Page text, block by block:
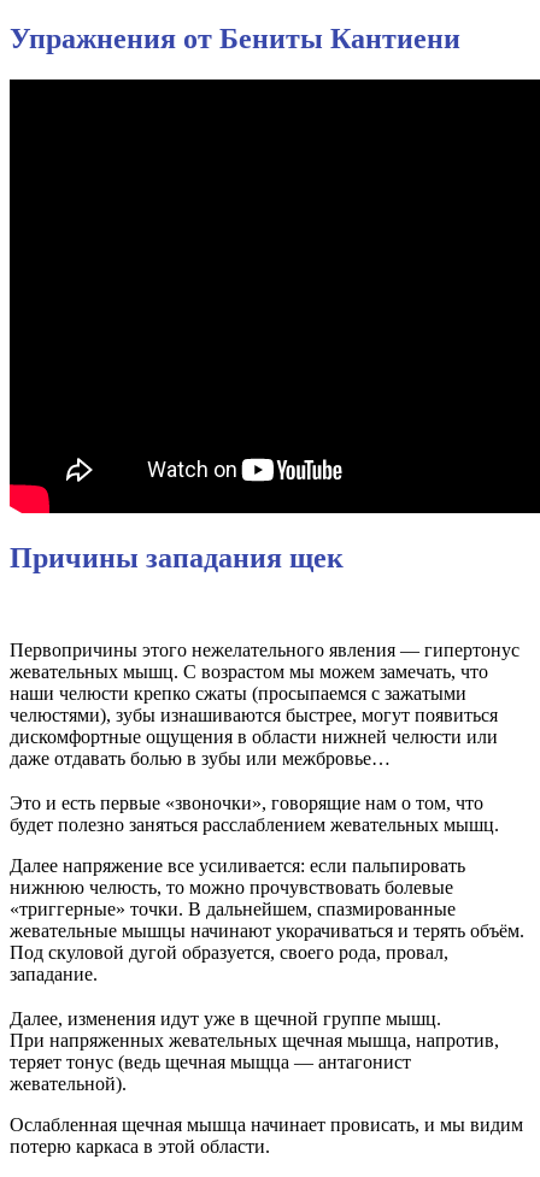
Упражнения от Бениты Кантиени
Причины западания щек
Первопричины этого нежелательного явления — гипертонус
жевательных мышц. С возрастом мы можем замечать, что
наши челюсти крепко сжаты (просыпаемся с зажатыми
челюстями), зубы изнашиваются быстрее, могут появиться
дискомфортные ощущения в области нижней челюсти или
даже отдавать болью в зубы или межбровье…
Это и есть первые «звоночки», говорящие нам о том, что
будет полезно заняться расслаблением жевательных мышц.
Далее напряжение все усиливается: если пальпировать
нижнюю челюсть, то можно прочувствовать болевые
«триггерные» точки. В дальнейшем, спазмированные
жевательные мышцы начинают укорачиваться и терять объём.
Под скуловой дугой образуется, своего рода, провал,
западание.
Далее, изменения идут уже в щечной группе мышц.
При напряженных жевательных щечная мышца, напротив,
теряет тонус (ведь щечная мыщца — антагонист
жевательной).
Ослабленная щечная мышца начинает провисать, и мы видим
потерю каркаса в этой области.